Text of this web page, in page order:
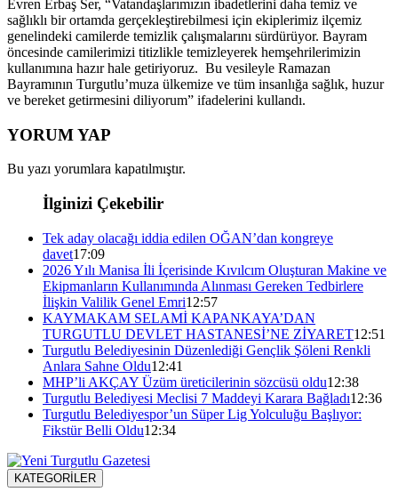
Evren Erbaş Ser, “Vatandaşlarımızın ibadetlerini daha temiz ve
sağlıklı bir ortamda gerçekleştirebilmesi için ekiplerimiz ilçemiz
genelindeki camilerde temizlik çalışmalarını sürdürüyor. Bayram
öncesinde camilerimizi titizlikle temizleyerek hemşehrilerimizin
kullanımına hazır hale getiriyoruz. Bu vesileyle Ramazan
Bayramının Turgutlu’muza ülkemize ve tüm insanlığa sağlık, huzur
ve bereket getirmesini diliyorum” ifadelerini kullandı.
YORUM YAP
Bu yazı yorumlara kapatılmıştır.
İlginizi Çekebilir
Tek aday olacağı iddia edilen OĞAN’dan kongreye
davet17:09
2026 Yılı Manisa İli İçerisinde Kıvılcım Oluşturan Makine ve
Ekipmanların Kullanımında Alınması Gereken Tedbirlere
İlişkin Valilik Genel Emri12:57
KAYMAKAM SELAMİ KAPANKAYA’DAN
TURGUTLU DEVLET HASTANESİ’NE ZİYARET12:51
Turgutlu Belediyesinin Düzenlediği Gençlik Şöleni Renkli
Anlara Sahne Oldu12:41
MHP’li AKÇAY Üzüm üreticilerinin sözcüsü oldu12:38
Turgutlu Belediyesi Meclisi 7 Maddeyi Karara Bağladı12:36
Turgutlu Belediyespor’un Süper Lig Yolculuğu Başlıyor:
Fikstür Belli Oldu12:34
KATEGORİLER